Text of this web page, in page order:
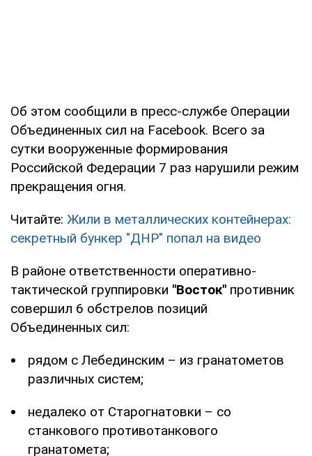
Об этом сообщили в пресс-службе Операции
Объединенных сил на Facebook. Всего за
сутки вооруженные формирования
Российской Федерации 7 раз нарушили режим
прекращения огня.
Читайте: Жили в металлических контейнерах:
секретный бункер "ДНР" попал на видео
В районе ответственности оперативно-
тактической группировки "Восток" противник
совершил 6 обстрелов позиций
Объединенных сил:
рядом с Лебединским – из гранатометов
различных систем;
недалеко от Старогнатовки – со
станкового противотанкового
гранатомета;